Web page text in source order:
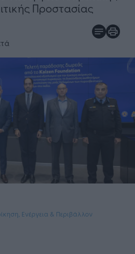
Προστασίας
Ενέργεια & Περιβάλλον